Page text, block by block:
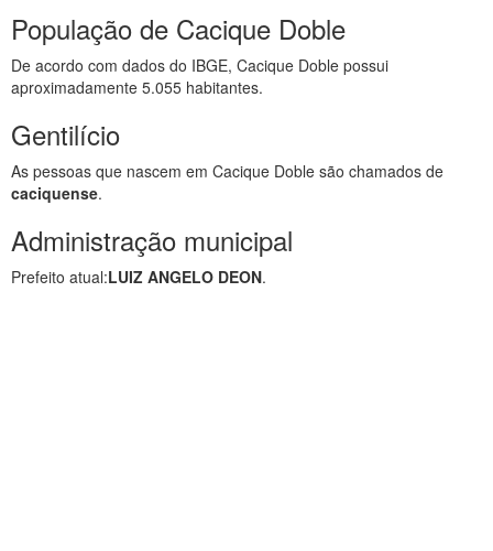
População de Cacique Doble
De acordo com dados do IBGE, Cacique Doble possui
aproximadamente 5.055 habitantes.
Gentilício
As pessoas que nascem em Cacique Doble são chamados de
caciquense.
Administração municipal
Prefeito atual:LUIZ ANGELO DEON.